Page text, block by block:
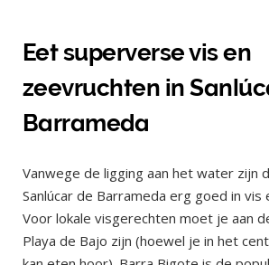
Eet superverse vis en
zeevruchten in
Barrameda
Vanwege de ligging aan het water zijn
Sanlúcar de Barrameda erg goed in vis
Voor lokale visgerechten moet je aan
Playa de Bajo zijn (hoewel je in het